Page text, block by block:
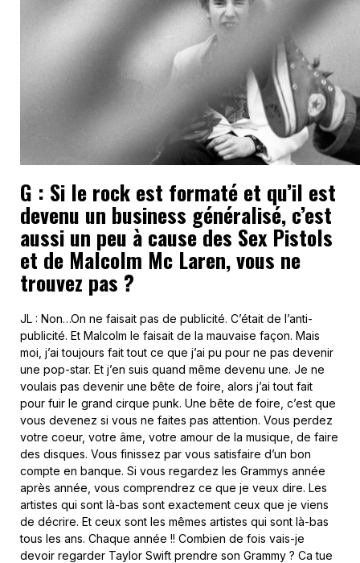
G : Si le rock est formaté et qu’il est
devenu un business généralisé, c’est
aussi un peu à cause des Sex Pistols
et de Malcolm Mc Laren, vous ne
trouvez pas ?
JL : Non…On ne faisait pas de publicité. C’était de l’anti-
publicité. Et Malcolm le faisait de la mauvaise façon. Mais
moi, j’ai toujours fait tout ce que j’ai pu pour ne pas devenir
une pop-star. Et j’en suis quand même devenu une. Je ne
voulais pas devenir une bête de foire, alors j’ai tout fait
pour fuir le grand cirque punk. Une bête de foire, c’est que
vous devenez si vous ne faites pas attention. Vous perdez
votre coeur, votre âme, votre amour de la musique, de faire
des disques. Vous finissez par vous satisfaire d’un bon
compte en banque. Si vous regardez les Grammys année
après année, vous comprendrez ce que je veux dire. Les
artistes qui sont là-bas sont exactement ceux que je viens
de décrire. Et ceux sont les mêmes artistes qui sont là-bas
tous les ans. Chaque année !! Combien de fois vais-je
devoir regarder Taylor Swift prendre son Grammy ? Ca tue